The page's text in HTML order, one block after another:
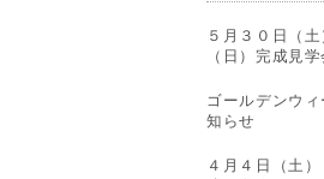
５月３０日（土
（日）完成見学
ゴールデンウ
知らせ
４月４日（土